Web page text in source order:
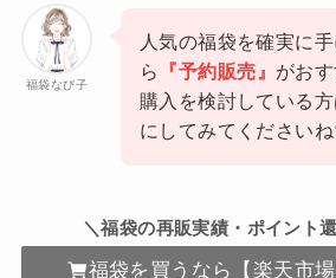
福袋なび子
人気の福袋を確実に
ら
『予約販売』 がおす
購入を検討している
にしてみてください
＼福袋の再販実績・ポイント
福袋を買うなら【楽天市